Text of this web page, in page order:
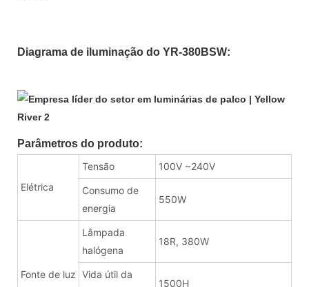
Diagrama de iluminação do YR-380BSW:
Parâmetros do produto:
Elétrica
Tensão 100V ~240V
Consumo de
energia
550W
Fonte de luz
Lâmpada
halógena
18R, 380W
Vida útil da
1500H